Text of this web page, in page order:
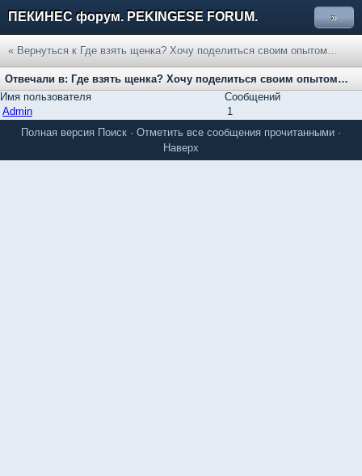
ПЕКИНЕС форум. PEKINGESE FORUM. »
« Вернуться к Где взять щенка? Хочу поделиться своим опытом…
Отвечали в: Где взять щенка? Хочу поделиться своим опытом…
Имя пользователя
Сообщений
Admin
1
Полная версия Поиск · Отметить все сообщения прочитанными ·
Наверх